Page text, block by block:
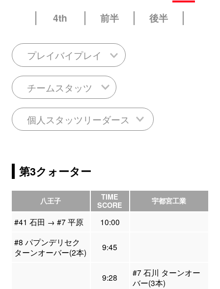
4th
前半 後半
プレイバイプレイ
チームスタッツ
個人スタッツリーダース
第3クォーター
八王子
TIME
SCORE
宇都宮工業
#41 石田 → #7 平原
10:00
#8 パプンデリセク
ターンオーバー(2本)
9:45
9:28
#7 石川 ターンオー
バー(3本)